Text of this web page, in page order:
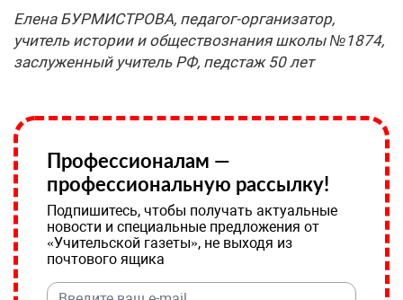
Елена БУРМИСТРОВА, педагог-организатор,
учитель истории и обществознания школы №1874,
заслуженный учитель РФ, педстаж 50 лет
Профессионалам —
профессиональную рассылку!
Подпишитесь, чтобы получать актуальные
новости и специальные предложения от
«Учительской газеты», не выходя из
почтового ящика